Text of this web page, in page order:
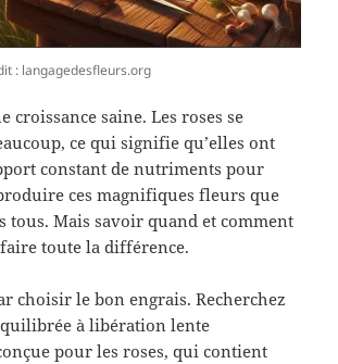
: langagedesfleurs.org
croissance saine. Les roses se
ce qui signifie qu’elles ont
constant de nutriments pour
ces magnifiques fleurs que
tous. Mais savoir quand et comment
toute la différence.
choisir le bon engrais. Recherchez
à libération lente
pour les roses, qui contient